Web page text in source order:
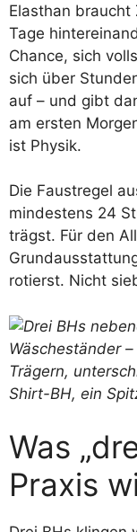
Elasthan braucht
Tage
Chance, sich
sich über
auf – und gibt
am ersten
ist Physik.
Die Faustregel
mindestens 24
trägst. Für den
rotierst. Nicht
Was
Praxis